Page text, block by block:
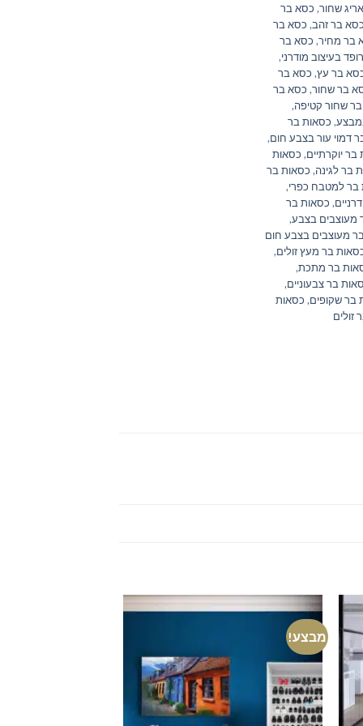
שחור, כסא בר
בר זהב, כסא בר
בר מחיר, כסא בר
בעיצוב מודרני,
בר עץ, כסא בר
בר שחור, כסא בר
שחור קטיפה,
, כסאות בר
דמוי עור בצבע חום,
יוקרתיים, כסאות
בר לגינה, כסאות בר
בר למטבח כפרי,
, כסאות בר
מעוצבים בצבע,
מעוצבים בצבע חום
בר מעץ זולים,
בר מתכת,
בר צבעוניים,
בר שקופים, כסאות
זולים
מבצע!